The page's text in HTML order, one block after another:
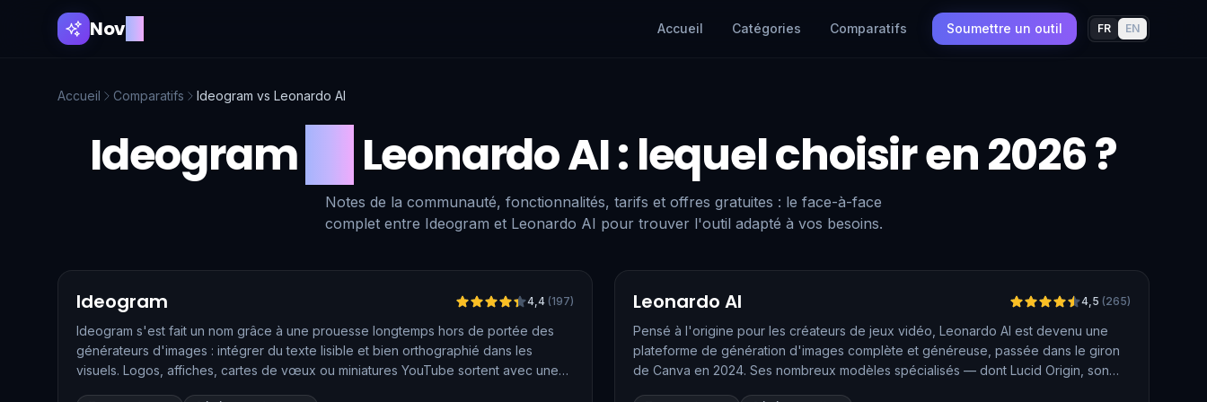
NovAI Accueil Catégories Comparatifs Soumettre un outil FR EN
Accueil Comparatifs Ideogram vs Leonardo AI
Ideogram Leonardo AI: lequel choisir en 2026 ?
Notes de la communauté, fonctionnalités, tarifs et offres gratuites : le face-à-face
complet entre Ideogram et Leonardo AI pour trouver l'outil adapté à vos besoins.
Ideogram 4,4 (197)
Ideogram s'est fait un nom grâce à une prouesse longtemps hors de portée des
générateurs d'images : intégrer du texte lisible et bien orthographié dans les
visuels. Logos, affiches, cartes de vœux ou miniatures YouTube sortent avec une
Leonardo AI 4,5 (265)
Pensé à l'origine pour les créateurs de jeux vidéo, Leonardo AI est devenu une
plateforme de génération d'images complète et généreuse, passée dans le giron
de Canva en 2024. Ses nombreux modèles spécialisés — dont Lucid Origin, son